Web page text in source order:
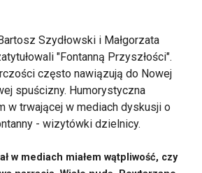
Szydłowski i Małgorzata
"Fontanną Przyszłości".
często nawiązują do Nowej
spuścizny. Humorystyczna
w trwającej w mediach dyskusji o
- wizytówki dzielnicy.
w mediach miałem wątpliwość, czy